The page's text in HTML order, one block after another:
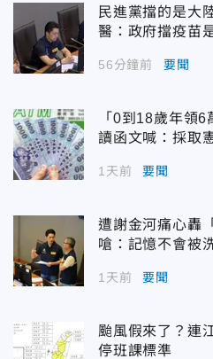
民進黨擋的是大
醫：政府擋疫苗
56分鐘前 要聞
「0到18歲年領
讀函文喊：採取
1天前 要聞
遭謝金河痛心轟
嗆：記憶不會被
1天前 要聞
颱風假來了？連
停班課標準